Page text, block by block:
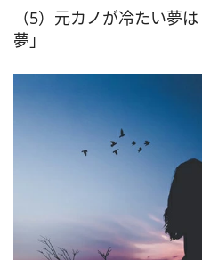
（5）元カノが冷たい夢
夢」